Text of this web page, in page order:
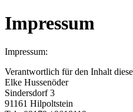
Impressum
Impressum:
Verantwortlich für den Inhalt
Elke Hussenöder
Sindersdorf 3
91161 Hilpoltstein